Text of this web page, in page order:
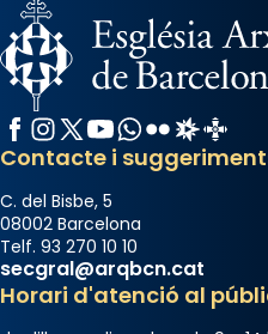
Santa.
«A Raïms de Sant
raïms de setembre
segons una dita
Photo
View on Facebook
Facebook
Instagram
X / Twitter
YouTube
WhatsApp
FlickrRadio Estel
Contacte i
C. del Bisbe, 5
08002 Barcelona
Telf. 93 270 10 10
secgral@arqbcn.cat
Horari d'atenció al